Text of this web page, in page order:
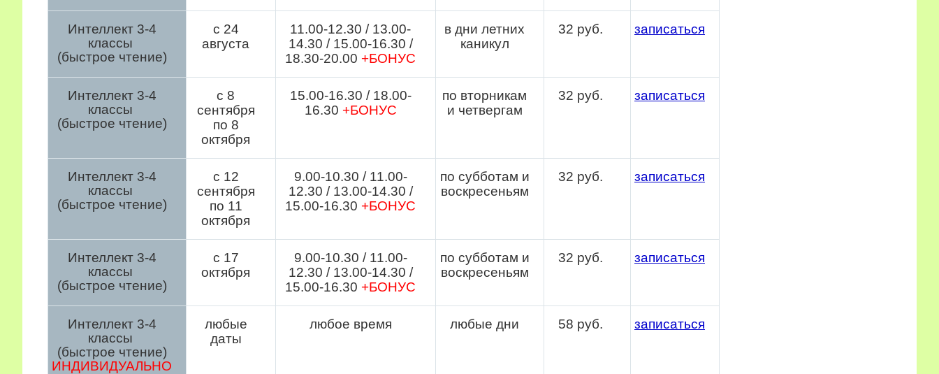
Интеллект 3-4
классы
(быстрое чтение)
с 24
августа
11.00-12.30 / 13.00-
14.30 / 15.00-16.30 /
18.30-20.00 +БОНУС
в дни летних
каникул
32 руб. записаться
Интеллект 3-4
классы
(быстрое чтение)
с 8
сентября
по 8
октября
15.00-16.30 / 18.00-
16.30 +БОНУС
по вторникам
и четвергам
32 руб. записаться
Интеллект 3-4
классы
(быстрое чтение)
с 12
сентября
по 11
октября
9.00-10.30 / 11.00-
12.30 / 13.00-14.30 /
15.00-16.30 +БОНУС
по субботам и
воскресеньям
32 руб. записаться
Интеллект 3-4
классы
(быстрое чтение)
с 17
октября
9.00-10.30 / 11.00-
12.30 / 13.00-14.30 /
15.00-16.30 +БОНУС
по субботам и
воскресеньям
32 руб. записаться
Интеллект 3-4
классы
(быстрое чтение)
ИНДИВИДУАЛЬНО
любые
даты
любое время любые дни 58 руб. записаться